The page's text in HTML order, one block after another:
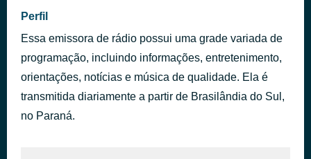
Balanço Do Busão
Falamansa
Always
Bon Jovi
há 52 minutos
Perfil
Essa emissora de rádio possui uma grade variada de
programação, incluindo informações, entretenimento,
orientações, notícias e música de qualidade. Ela é
transmitida diariamente a partir de Brasilândia do Sul,
no Paraná.